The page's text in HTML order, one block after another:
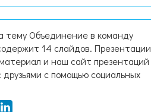
тему Объединение в команду
14 слайдов. Презентации
и наш сайт презентаций
с помощью социальных